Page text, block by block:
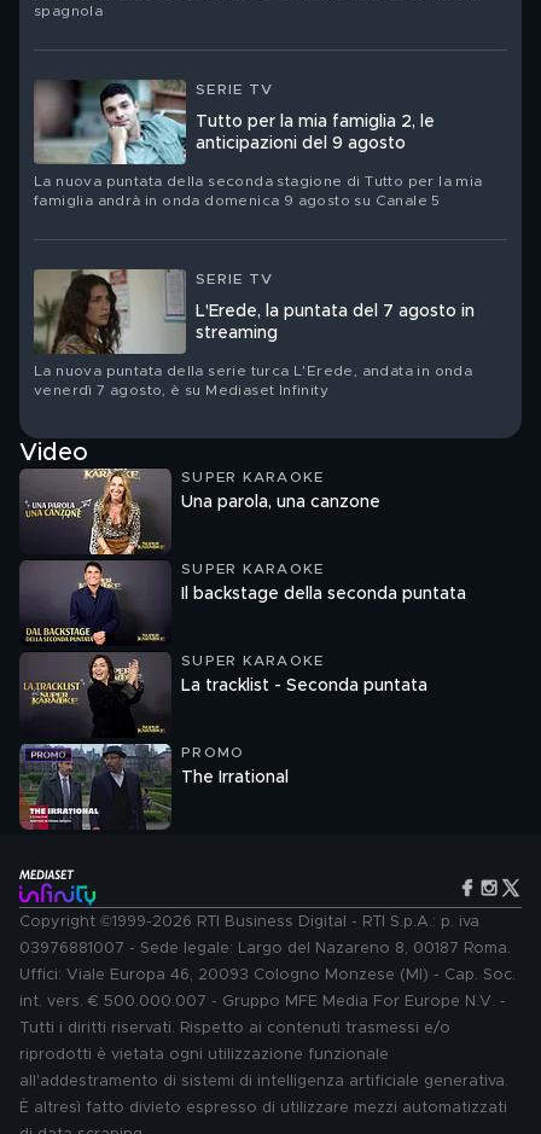
spagnola
SERIE TV
Tutto per la mia famiglia 2, le
anticipazioni del 9 agosto
La nuova puntata della seconda stagione di Tutto per la mia
famiglia andrà in onda domenica 9 agosto su Canale 5
SERIE TV
L'Erede, la puntata del 7 agosto in
streaming
La nuova puntata della serie turca L'Erede, andata in onda
venerdì 7 agosto, è su Mediaset Infinity
Video
SUPER KARAOKE
Una parola, una canzone
SUPER KARAOKE
Il backstage della seconda puntata
SUPER KARAOKE
La tracklist - Seconda puntata
PROMO
The Irrational
Copyright ©1999-2026 RTI Business Digital - RTI S.p.A.: p. iva
03976881007 - Sede legale: Largo del Nazareno 8, 00187 Roma.
Uffici: Viale Europa 46, 20093 Cologno Monzese (MI) - Cap. Soc.
int. vers. € 500.000.007 - Gruppo MFE Media For Europe N.V. -
Tutti i diritti riservati. Rispetto ai contenuti trasmessi e/o
riprodotti è vietata ogni utilizzazione funzionale
all'addestramento di sistemi di intelligenza artificiale generativa.
È altresì fatto divieto espresso di utilizzare mezzi automatizzati